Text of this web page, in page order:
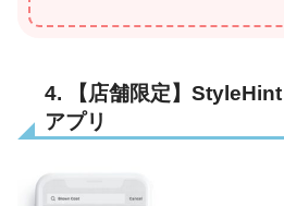
4. 【店舗限定】StyleHint
アプリ